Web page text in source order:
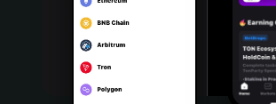
Português (Portugal)
Bahasa Indonesia